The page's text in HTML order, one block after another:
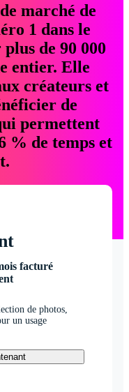
marché de
1 dans le
de 90 000
entier. Elle
créateurs et
de
permettent
% de temps et
facturé
de photos,
un usage